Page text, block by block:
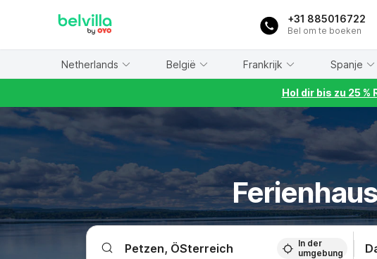
+31 885016722
Bel om te boeken
Netherlands België Frankrijk Spanje
Hol dir bis zu 25
In der
umgebung